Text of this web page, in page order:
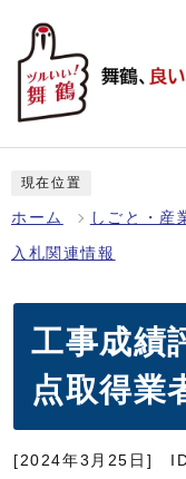
現在位置
ホーム しごと・産
入札関連情報
工事成績
点取得業
[2024年3月25日]